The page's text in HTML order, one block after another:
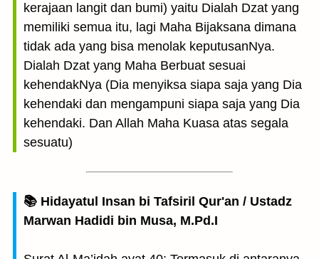
kerajaan langit dan bumi) yaitu Dialah Dzat yang
memiliki semua itu, lagi Maha Bijaksana dimana
tidak ada yang bisa menolak keputusanNya.
Dialah Dzat yang Maha Berbuat sesuai
kehendakNya (Dia menyiksa siapa saja yang Dia
kehendaki dan mengampuni siapa saja yang Dia
kehendaki. Dan Allah Maha Kuasa atas segala
sesuatu)
📚 Hidayatul Insan bi Tafsiril Qur'an / Ustadz
Marwan Hadidi bin Musa, M.Pd.I